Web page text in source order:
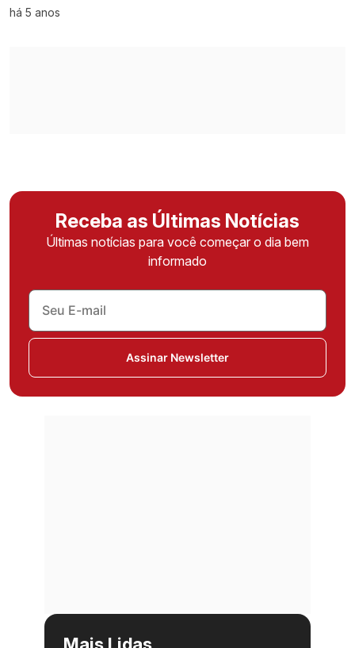
há 5 anos
Receba as Últimas Notícias
Últimas notícias para você começar o dia bem
informado
Assinar Newsletter